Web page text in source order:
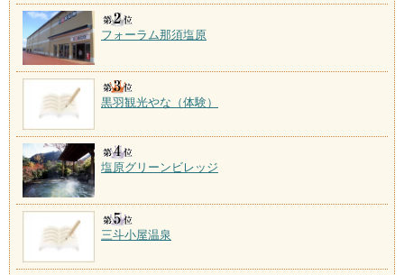
フォーラム那須塩原
黒羽観光やな（体験）
塩原グリーンビレッジ
三斗小屋温泉